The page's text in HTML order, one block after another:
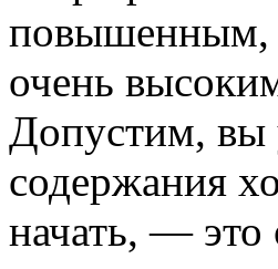
очень
Допустим, вы
содержания
начать, — это